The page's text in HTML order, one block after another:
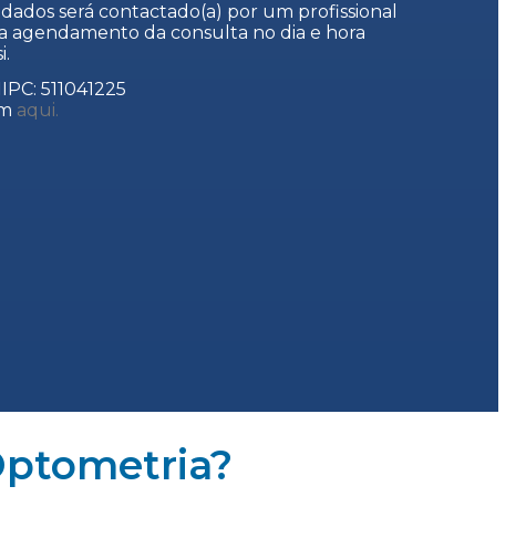
será contactado(a) por um profissional
agendamento da consulta no dia e hora
511041225
aqui.